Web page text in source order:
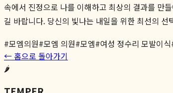
속에서 진정으로 나를 이해하고 최상의 결과를 만
길 바랍니다. 당신의 빛나는 내일을 위한 최선의 선
#모엠의원#모엠 의원#모엠#여성 정수리 모발이식
← 홈으로 돌아가기
🌶️